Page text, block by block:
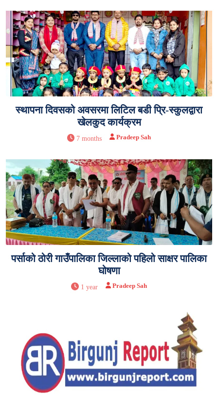
स्थापना दिवसको अवसरमा लिटिल बडी प्रि-स्कुलद्वारा
खेलकुद कार्यक्रम
7 months Pradeep Sah
पर्साको ठोरी गाउँपालिका जिल्लाको पहिलो साक्षर पालिका
घोषणा
1 year Pradeep Sah